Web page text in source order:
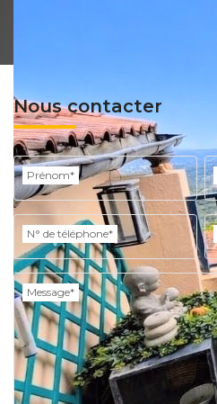
Nous contacter
Prénom*
N° de téléphone*
Message*